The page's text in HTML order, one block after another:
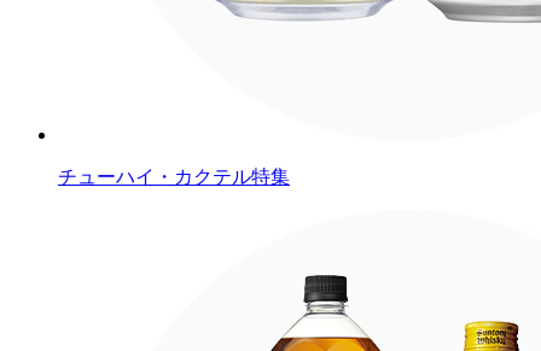
チューハイ・カクテル特集